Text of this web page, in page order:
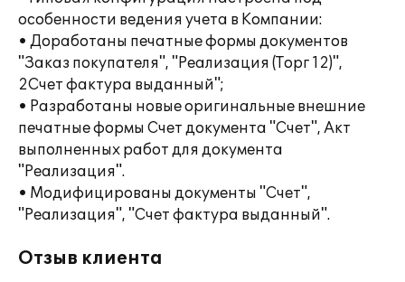
особенности ведения учета в Компании:
• Доработаны печатные формы документов
"Заказ покупателя", "Реализация (Торг 12)",
2Счет фактура выданный";
• Разработаны новые оригинальные внешние
печатные формы Счет документа "Счет", Акт
выполненных работ для документа
"Реализация".
• Модифицированы документы "Счет",
"Реализация", "Счет фактура выданный".
Отзыв клиента